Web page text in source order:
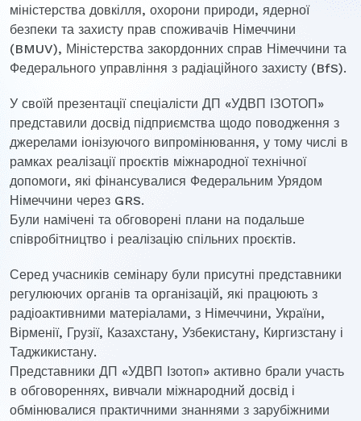
міністерства довкілля, охорони природи, ядерної
безпеки та захисту прав споживачів Німеччини
(BMUV), Міністерства закордонних справ Німеччини та
Федерального управління з радіаційного захисту (BfS).
У своїй презентації спеціалісти ДП «УДВП ІЗОТОП»
представили досвід підприємства щодо поводження з
джерелами іонізуючого випромінювання, у тому числі в
рамках реалізації проєктів міжнародної технічної
допомоги, які фінансувалися Федеральним Урядом
Німеччини через GRS.
Були намічені та обговорені плани на подальше
співробітництво і реалізацію спільних проєктів.
Серед учасників семінару були присутні представники
регулюючих органів та організацій, які працюють з
радіоактивними матеріалами, з Німеччини, України,
Вірменії, Грузії, Казахстану, Узбекистану, Киргизстану і
Таджикистану.
Представники ДП «УДВП Ізотоп» активно брали участь
в обговореннях, вивчали міжнародний досвід і
обмінювалися практичними знаннями з зарубіжними